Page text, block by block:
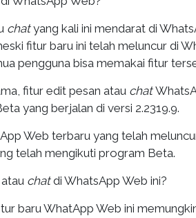
chatyang kali ini mendarat di
fitur baru ini telah meluncur di
pengguna bisa memakai fitur
fitur edit pesan atau chat
yang berjalan di versi 2.2319.9.
Web terbaru yang telah
telah mengikuti program Beta.
chatdi WhatsApp Web ini?
baru WhatApp Web ini